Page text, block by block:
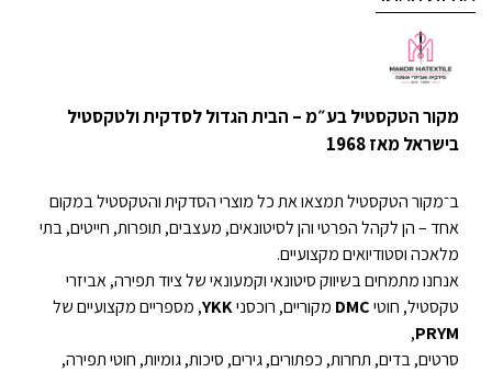
מקור הטקסטיל בע״מ – הבית הגדול לסדקית ולטקסטיל
בישראל מאז 1968
ב־מקור הטקסטיל תמצאו את כל מוצרי הסדקית והטקסטיל במקום
אחד – הן לקהל הפרטי והן לסיטונאים, מעצבים, תופרות, חייטים, בתי
מלאכה וסטודיואים מקצועיים.
אנחנו מתמחים בשיווק סיטונאי וקמעונאי של ציוד תפירה, אביזרי
טקסטיל, חוטיDMC מקוריים, רוכסניYKK, מספריים מקצועיים של
PRYM
,
סרטים, בדים, תחרות, כפתורים, גירים, סיכות, גומיות, חוטי תפירה,